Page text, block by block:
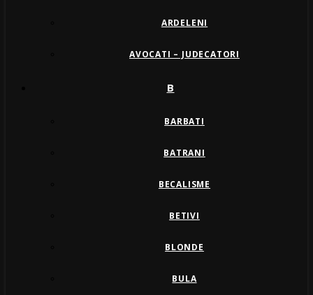
ARDELENI
AVOCATI – JUDECATORI
B
BARBATI
BATRANI
BECALISME
BETIVI
BLONDE
BULA